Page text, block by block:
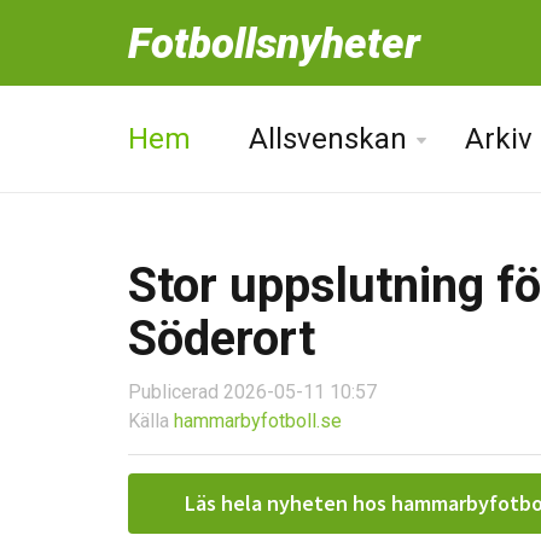
Fotbollsnyheter
Hem Allsvenskan Arkiv
Stor uppslutning
Söderort
Publicerad 2026-05-11 10:57
Källa hammarbyfotboll.se
Läs hela nyheten hos